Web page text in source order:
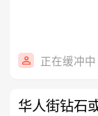
正在缓冲中
华人街钻石